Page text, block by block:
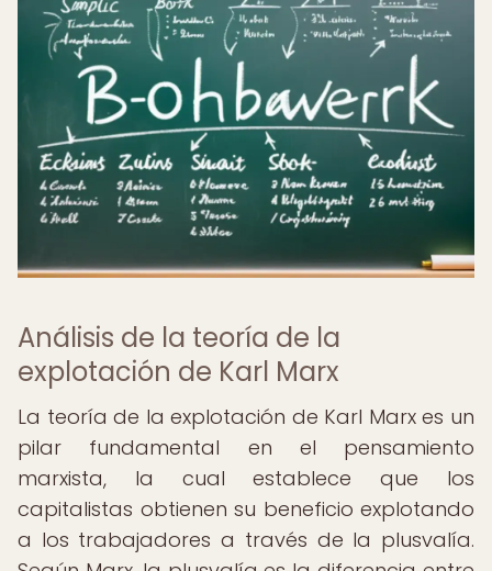
Análisis de la teoría de la
explotación de Karl Marx
La teoría de la explotación de Karl Marx es un
pilar fundamental en el pensamiento
marxista, la cual establece que los
capitalistas obtienen su beneficio explotando
a los trabajadores a través de la plusvalía.